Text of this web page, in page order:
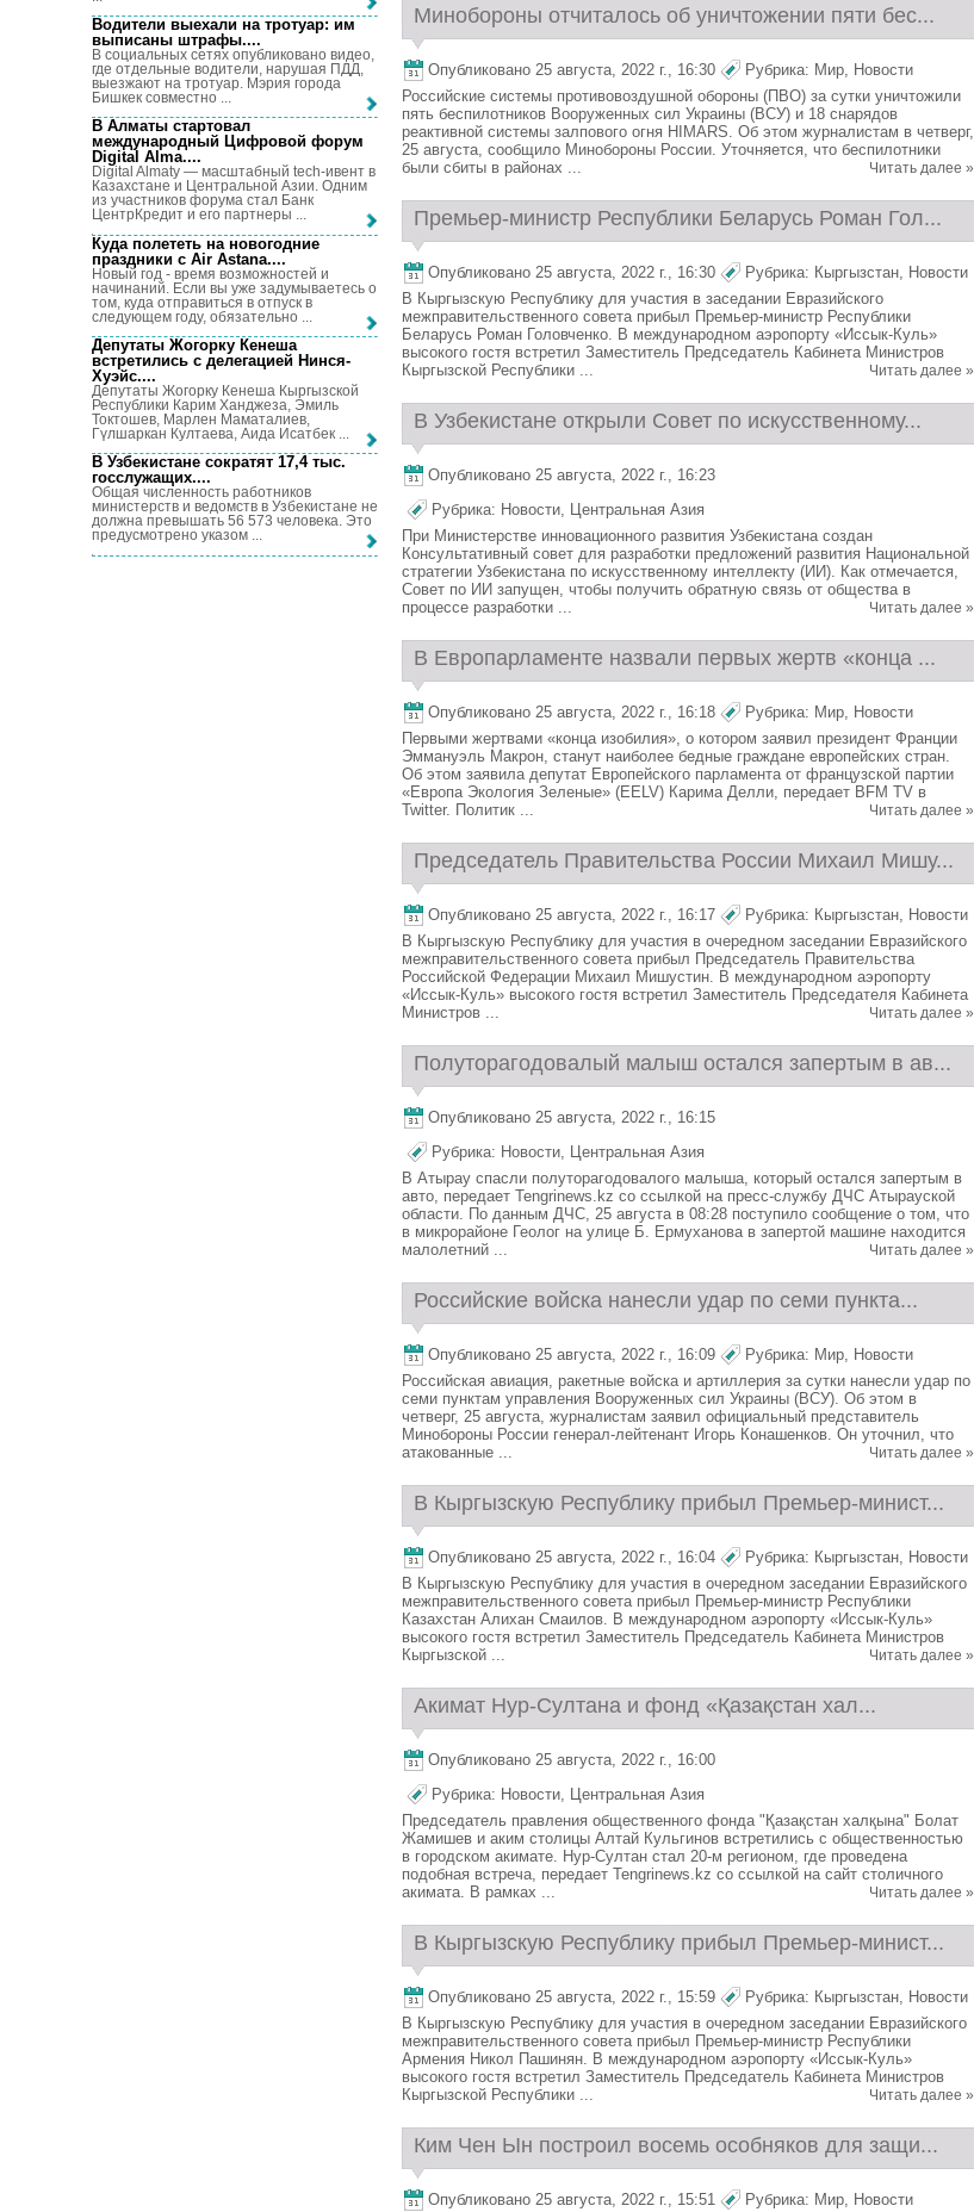
Минобороны отчиталось об уничтожении пяти бес...
Опубликовано 25 августа, 2022 г., 16:30 Рубрика: Мир, Новости
Российские системы противовоздушной обороны (ПВО) за сутки уничтожили
пять беспилотников Вооруженных сил Украины (ВСУ) и 18 снарядов
реактивной системы залпового огня HIMARS. Об этом журналистам в четверг,
25 августа, сообщило Минобороны России. Уточняется, что беспилотники
были сбиты в районах ...
Читать далее »
Премьер-министр Республики Беларусь Роман Гол...
Опубликовано 25 августа, 2022 г., 16:30 Рубрика: Кыргызстан, Новости
В Кыргызскую Республику для участия в заседании Евразийского
межправительственного совета прибыл Премьер-министр Республики
Беларусь Роман Головченко. В международном аэропорту «Иссык-Куль»
высокого гостя встретил Заместитель Председатель Кабинета Министров
Кыргызской Республики ...
Читать далее »
В Узбекистане открыли Совет по искусственному...
Опубликовано 25 августа, 2022 г., 16:23
Рубрика: Новости, Центральная Азия
При Министерстве инновационного развития Узбекистана создан
Консультативный совет для разработки предложений развития Национальной
стратегии Узбекистана по искусственному интеллекту (ИИ). Как отмечается,
Совет по ИИ запущен, чтобы получить обратную связь от общества в
процессе разработки ...
Читать далее »
В Европарламенте назвали первых жертв «конца ...
Опубликовано 25 августа, 2022 г., 16:18 Рубрика: Мир, Новости
Первыми жертвами «конца изобилия», о котором заявил президент Франции
Эммануэль Макрон, станут наиболее бедные граждане европейских стран.
Об этом заявила депутат Европейского парламента от французской партии
«Европа Экология Зеленые» (EELV) Карима Делли, передает BFM TV в
Twitter. Политик ...
Читать далее »
Председатель Правительства России Михаил Мишу...
Опубликовано 25 августа, 2022 г., 16:17 Рубрика: Кыргызстан, Новости
В Кыргызскую Республику для участия в очередном заседании Евразийского
межправительственного совета прибыл Председатель Правительства
Российской Федерации Михаил Мишустин. В международном аэропорту
«Иссык-Куль» высокого гостя встретил Заместитель Председателя Кабинета
Министров ...
Читать далее »
Полуторагодовалый малыш остался запертым в ав...
Опубликовано 25 августа, 2022 г., 16:15
Рубрика: Новости, Центральная Азия
В Атырау спасли полуторагодовалого малыша, который остался запертым в
авто, передает Tengrinews.kz со ссылкой на пресс-службу ДЧС Атырауской
области. По данным ДЧС, 25 августа в 08:28 поступило сообщение о том, что
в микрорайоне Геолог на улице Б. Ермуханова в запертой машине находится
малолетний ...
Читать далее »
Российские войска нанесли удар по семи пункта...
Опубликовано 25 августа, 2022 г., 16:09 Рубрика: Мир, Новости
Российская авиация, ракетные войска и артиллерия за сутки нанесли удар по
семи пунктам управления Вооруженных сил Украины (ВСУ). Об этом в
четверг, 25 августа, журналистам заявил официальный представитель
Минобороны России генерал-лейтенант Игорь Конашенков. Он уточнил, что
атакованные ...
Читать далее »
В Кыргызскую Республику прибыл Премьер-минист...
Опубликовано 25 августа, 2022 г., 16:04 Рубрика: Кыргызстан, Новости
В Кыргызскую Республику для участия в очередном заседании Евразийского
межправительственного совета прибыл Премьер-министр Республики
Казахстан Алихан Смаилов. В международном аэропорту «Иссык-Куль»
высокого гостя встретил Заместитель Председатель Кабинета Министров
Кыргызской ...
Читать далее »
Акимат Нур-Султана и фонд «Қазақстан хал...
Опубликовано 25 августа, 2022 г., 16:00
Рубрика: Новости, Центральная Азия
Председатель правления общественного фонда "Қазақстан халқына" Болат
Жамишев и аким столицы Алтай Кульгинов встретились с общественностью
в городском акимате. Нур-Султан стал 20-м регионом, где проведена
подобная встреча, передает Tengrinews.kz со ссылкой на сайт столичного
акимата. В рамках ...
Читать далее »
В Кыргызскую Республику прибыл Премьер-минист...
Опубликовано 25 августа, 2022 г., 15:59 Рубрика: Кыргызстан, Новости
В Кыргызскую Республику для участия в очередном заседании Евразийского
межправительственного совета прибыл Премьер-министр Республики
Армения Никол Пашинян. В международном аэропорту «Иссык-Куль»
высокого гостя встретил Заместитель Председатель Кабинета Министров
Кыргызской Республики ...
Читать далее »
Ким Чен Ын построил восемь особняков для защи...
Опубликовано 25 августа, 2022 г., 15:51 Рубрика: Мир, Новости
Водители выехали на тротуар: им
выписаны штрафы....
В социальных сетях опубликовано видео,
где отдельные водители, нарушая ПДД,
выезжают на тротуар. Мэрия города
Бишкек совместно ...
В Алматы стартовал
международный Цифровой форум
Digital Alma....
Digital Almaty — масштабный tech-ивент в
Казахстане и Центральной Азии. Одним
из участников форума стал Банк
ЦентрКредит и его партнеры ...
Куда полететь на новогодние
праздники с Air Astana....
Новый год - время возможностей и
начинаний. Если вы уже задумываетесь о
том, куда отправиться в отпуск в
следующем году, обязательно ...
Депутаты Жогорку Кенеша
встретились с делегацией Нинся-
Хуэйс....
Депутаты Жогорку Кенеша Кыргызской
Республики Карим Ханджеза, Эмиль
Токтошев, Марлен Маматалиев,
Гүлшаркан Култаева, Аида Исатбек ...
В Узбекистане сократят 17,4 тыс.
госслужащих....
Общая численность работников
министерств и ведомств в Узбекистане не
должна превышать 56 573 человека. Это
предусмотрено указом ...